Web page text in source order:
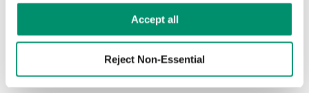
Privacy Policy.
Accept all
Reject Non-Essential
الاستدامة تحتل مركز الصدارة في الحفلات
الموسيقية والفعاليات
تنتج المهرجانات الموسيقية كميات هائلة من النفايات. وقد بدأ
المنظمون الآن في تبني ممارسات مستدامة للحد من تأثيرها.